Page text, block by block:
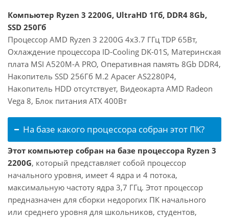
Компьютер Ryzen 3 2200G, UltraHD 1Гб, DDR4 8Gb,
SSD 250Гб
Процессор AMD Ryzen 3 2200G 4x3.7 ГГц TDP 65Вт,
Охлаждение процессора ID-Cooling DK-01S, Материнская
плата MSI A520M-A PRO, Оперативная память 8Gb DDR4,
Накопитель SSD 256Гб M.2 Apacer AS2280P4,
Накопитель HDD отсутствует, Видеокарта AMD Radeon
Vega 8, Блок питания ATX 400Вт
На базе какого процессора собран этот ПК?
Этот компьютер собран на базе процессора Ryzen 3
2200G, который представляет собой процессор
начального уровня, имеет 4 ядра и 4 потока,
максимальную частоту ядра 3,7 ГГц. Этот процессор
предназначен для сборки недорогих ПК начального
или среднего уровня для школьников, студентов,